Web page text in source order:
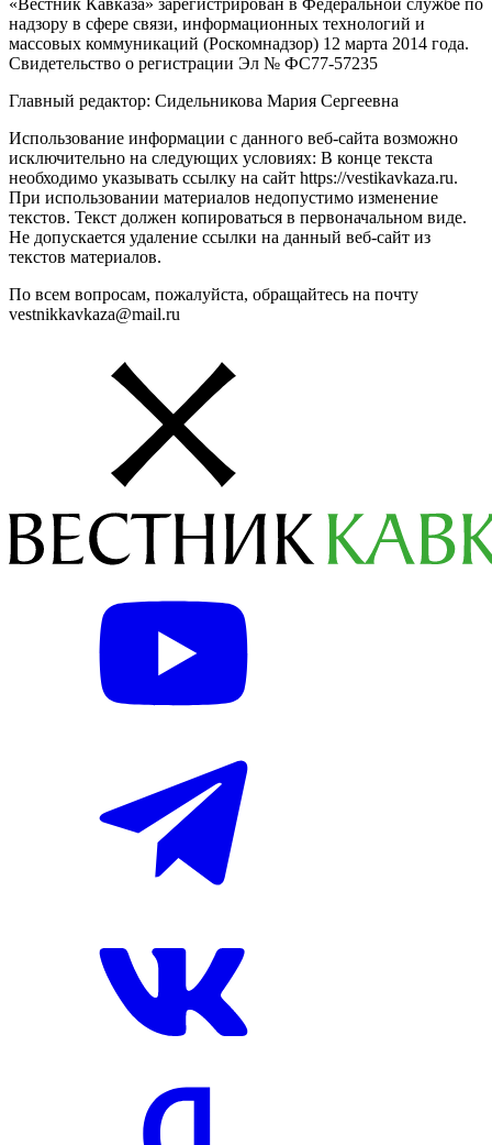
«Вестник Кавказа» зарегистрирован в Федеральной службе по
надзору в сфере связи, информационных технологий и
массовых коммуникаций (Роскомнадзор) 12 марта 2014 года.
Свидетельство о регистрации Эл № ФС77-57235
Главный редактор: Сидельникова Мария Сергеевна
Использование информации с данного веб-сайта возможно
исключительно на следующих условиях: В конце текста
необходимо указывать ссылку на сайт https://vestikavkaza.ru.
При использовании материалов недопустимо изменение
текстов. Текст должен копироваться в первоначальном виде.
Не допускается удаление ссылки на данный веб-сайт из
текстов материалов.
По всем вопросам, пожалуйста, обращайтесь на почту
vestnikkavkaza@mail.ru